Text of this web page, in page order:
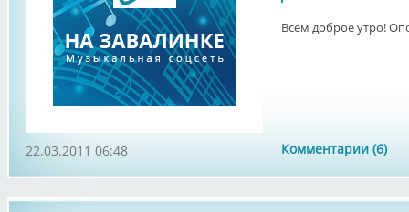
Всем доброе утро!
Комментарии (6)
22.03.2011 06:48